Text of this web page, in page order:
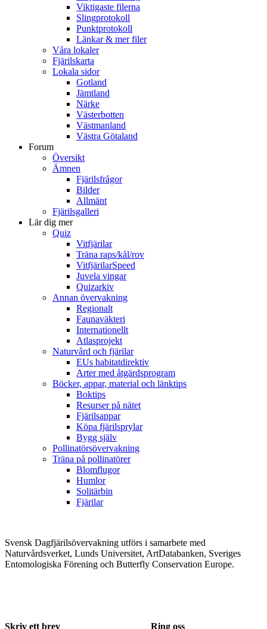
Viktigaste filerna
Slingprotokoll
Punktprotokoll
Länkar & mer filer
Våra lokaler
Fjärilskarta
Lokala sidor
Gotland
Jämtland
Närke
Västerbotten
Västmanland
Västra Götaland
Forum
Översikt
Ämnen
Fjärilsfrågor
Bilder
Allmänt
Fjärilsgalleri
Lär dig mer
Quiz
Vitfjärilar
Träna raps/kål/rov
VitfjärilarSpeed
Juvela vingar
Quizarkiv
Annan övervakning
Regionalt
Faunaväkteri
Internationellt
Atlasprojekt
Naturvård och fjärilar
EUs habitatdirektiv
Arter med åtgärdsprogram
Böcker, appar, material och länktips
Boktips
Resurser på nätet
Fjärilsappar
Köpa fjärilsprylar
Bygg själv
Pollinatörsövervakning
Träna på pollinatörer
Blomflugor
Humlor
Solitärbin
Fjärilar
Svensk Dagfjärilsövervakning utförs i samarbete med
Naturvårdsverket, Lunds Universitet, ArtDatabanken, Sveriges
Entomologiska Förening och Butterfly Conservation Europe.
Skriv ett brev Ring oss